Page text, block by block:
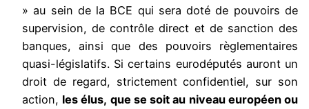
» au sein de la BCE qui sera doté de pouvoirs de
supervision, de contrôle direct et de sanction des
banques, ainsi que des pouvoirs règlementaires
quasi-législatifs. Si certains eurodéputés auront un
droit de regard, strictement confidentiel, sur son
action, les élus, que se soit au niveau européen ou